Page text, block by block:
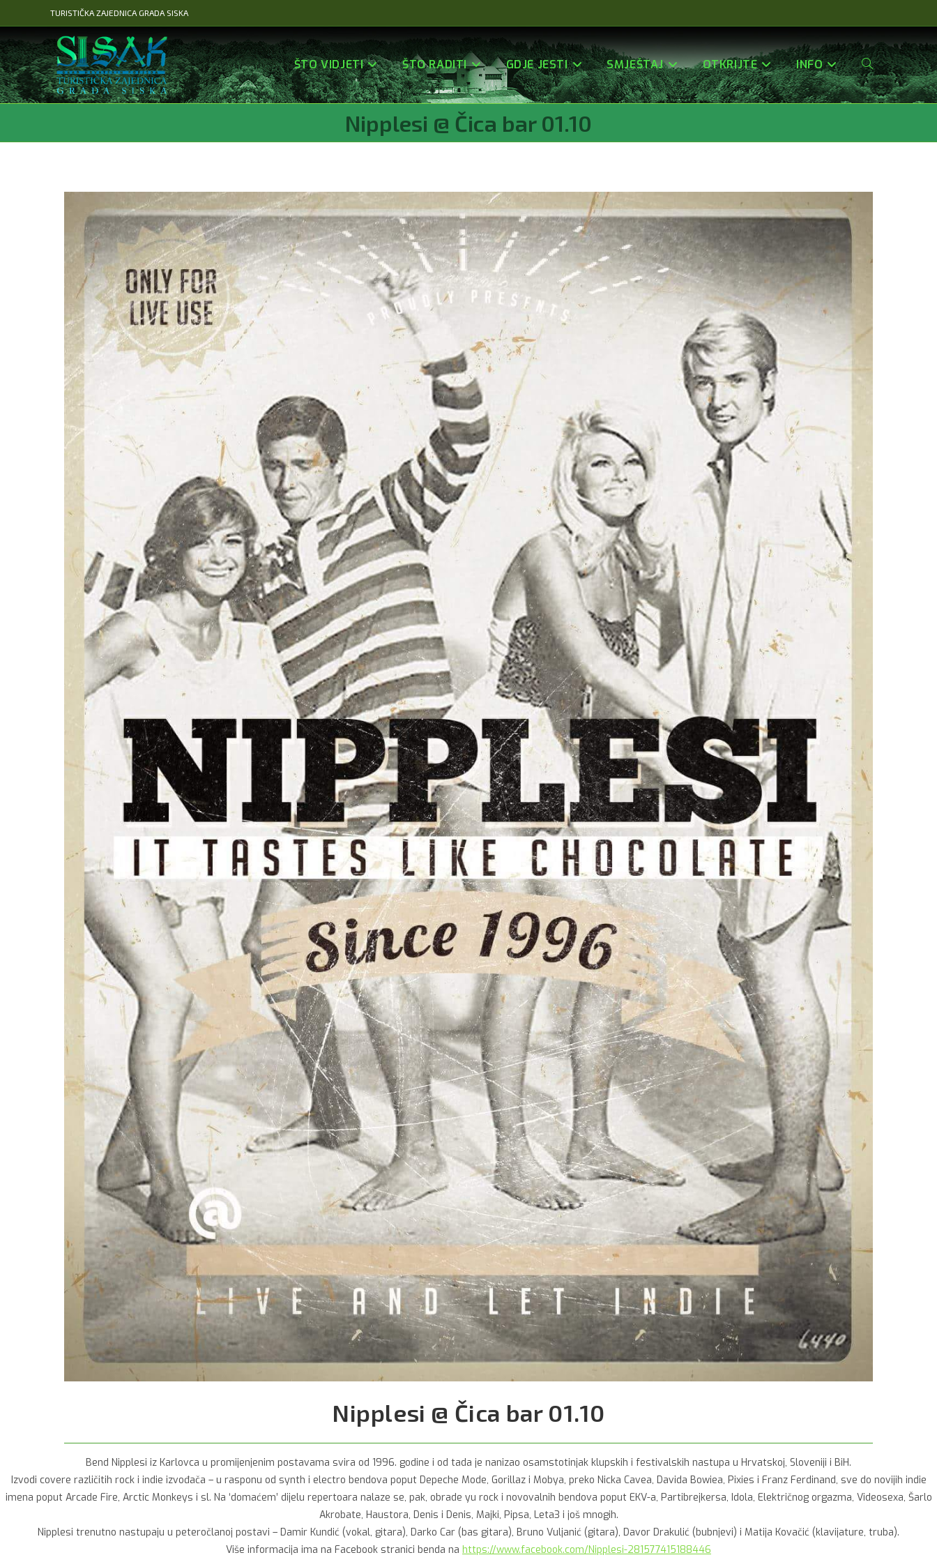
na
sadržaj
TURISTIČKA ZAJEDNICA GRADA SISKA
ŠTO VIDJETI ŠTO RADITI GDJE JESTI SMJEŠTAJ OTKRIJTE INFO Uključi/isključi
Nipplesi @ Čica bar 01.10
Nipplesi @ Čica bar 01.10
Bend Nipplesi iz Karlovca u promijenjenim postavama svira od 1996. godine i od tada je nanizao osamstotinjak klupskih i festivalskih nastupa u Hrvatskoj, Sloveniji i BiH.
Izvodi covere različitih rock i indie izvođača – u rasponu od synth i electro bendova poput Depeche Mode, Gorillaz i Mobya, preko Nicka Cavea, Davida Bowiea, Pixies i Franz Ferdinand, sve do novijih indie
imena poput Arcade Fire, Arctic Monkeys i sl. Na ‘domaćem’ dijelu repertoara nalaze se, pak, obrade yu rock i novovalnih bendova poput EKV-a, Partibrejkersa, Idola, Električnog orgazma, Videosexa, Šarlo
Akrobate, Haustora, Denis i Denis, Majki, Pipsa, Leta3 i još mnogih.
Nipplesi trenutno nastupaju u peteročlanoj postavi – Damir Kundić (vokal, gitara), Darko Car (bas gitara), Bruno Vuljanić (gitara), Davor Drakulić (bubnjevi) i Matija Kovačić (klavijature, truba).
Više informacija ima na Facebook stranici benda na https://www.facebook.com/Nipplesi-281577415188446